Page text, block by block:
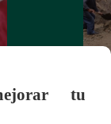
Las
tu